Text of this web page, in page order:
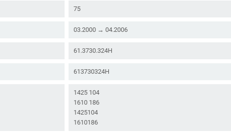
75
03.2000 → 04.2006
61.3730.324H
613730324H
1425 104
1610 186
1425104
1610186